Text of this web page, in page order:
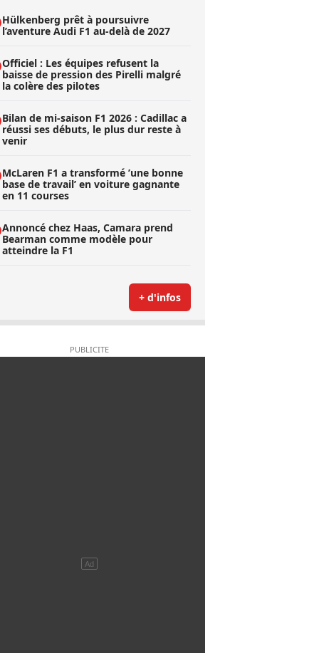
Hülkenberg prêt à poursuivre
l’aventure Audi F1 au-delà de 2027
Officiel : Les équipes refusent la
baisse de pression des Pirelli malgré
la colère des pilotes
Bilan de mi-saison F1 2026 : Cadillac a
réussi ses débuts, le plus dur reste à
venir
McLaren F1 a transformé ’une bonne
base de travail’ en voiture gagnante
en 11 courses
Annoncé chez Haas, Camara prend
Bearman comme modèle pour
atteindre la F1
+ d'infos